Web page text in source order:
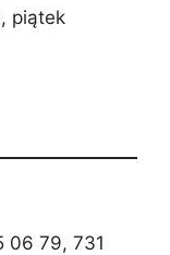
piątek
06 79, 731